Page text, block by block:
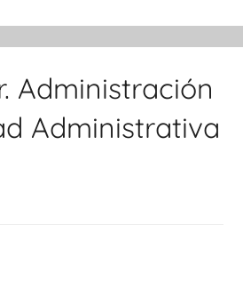
Administración
Administrativa